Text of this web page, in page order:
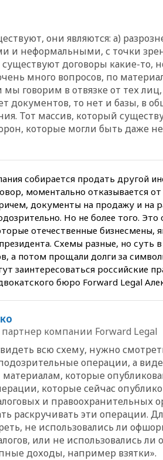
запуск
человек
11:04
в
10:41
Mind
10:41
10:21
20
обмена
10:13
тратить
фондов
БПЛА
09:56
они являются: а)
и неформальными, с точки
договоры какие-то,
много вопросов, по
мы говорим в отвязке от тех
документов, то нет и базы, в
Тот массив, который
которые могли быть даже не
собирается продать другой
моментально отказывается от
документы на продажу и на
Но не более того. Это
отечественные бизнесмены,
Схемы разные, но
а потом прощали долги за
заинтересоваться российские
бюро Forward Legal
компании Forward Legal
всю схему, нужно
операции, а
которые
которые сейчас
и правоохранительных
раскручивать эти операции.
не использовались ли
или не использовались
доходы, например взятки».